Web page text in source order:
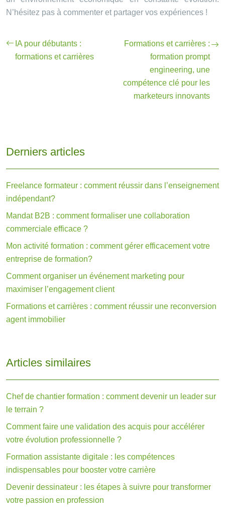
N’hésitez pas à commenter et partager vos expériences !
IA pour débutants :
formations et carrières
Formations et carrières :
formation prompt
engineering, une
compétence clé pour les
marketeurs innovants
Derniers articles
Freelance formateur : comment réussir dans l’enseignement
indépendant?
Mandat B2B : comment formaliser une collaboration
commerciale efficace ?
Mon activité formation : comment gérer efficacement votre
entreprise de formation?
Comment organiser un événement marketing pour
maximiser l’engagement client
Formations et carrières : comment réussir une reconversion
agent immobilier
Articles similaires
Chef de chantier formation : comment devenir un leader sur
le terrain ?
Comment faire une validation des acquis pour accélérer
votre évolution professionnelle ?
Formation assistante digitale : les compétences
indispensables pour booster votre carrière
Devenir dessinateur : les étapes à suivre pour transformer
votre passion en profession